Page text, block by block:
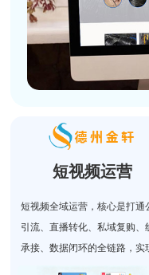
短视频运营
短视频全域运营，核心是打通
引流、直播转化、私域复购、
承接、数据闭环的全链路，实